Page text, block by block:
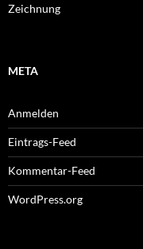
Zeichnung
META
Anmelden
Eintrags-Feed
Kommentar-Feed
WordPress.org